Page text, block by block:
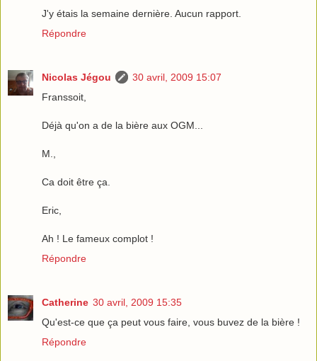
J'y étais la semaine dernière. Aucun rapport.
Répondre
Nicolas Jégou
30 avril, 2009 15:07
Franssoit,
Déjà qu'on a de la bière aux OGM...
M.,
Ca doit être ça.
Eric,
Ah ! Le fameux complot !
Répondre
Catherine 30 avril, 2009 15:35
Qu'est-ce que ça peut vous faire, vous buvez de la bière !
Répondre